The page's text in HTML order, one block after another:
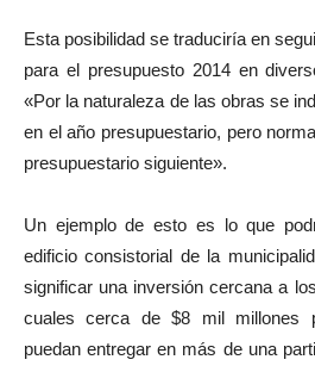
Esta posibilidad se traduciría en
para el presupuesto 2014 en
«Por la naturaleza de las obras se
en el año presupuestario, pero
presupuestario siguiente».
Un ejemplo de esto es lo que
edificio consistorial de la
significar una inversión cercana a
cuales cerca de $8 mil millones
puedan entregar en más de una